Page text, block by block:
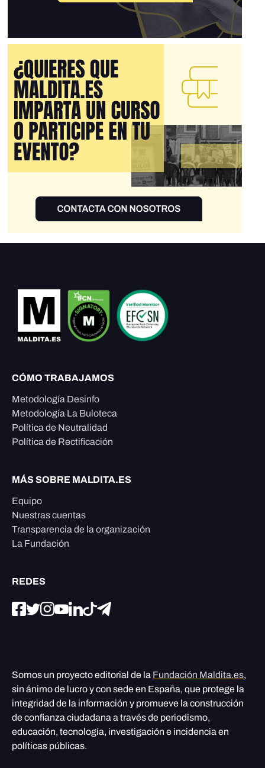
CÓMO TRABAJAMOS
Metodología Desinfo
Metodología La Buloteca
Política de Neutralidad
Política de Rectificación
MÁS SOBRE MALDITA.ES
Equipo
Nuestras cuentas
Transparencia de la organización
La Fundación
REDES
Somos un proyecto editorial de la Fundación Maldita.es,
sin ánimo de lucro y con sede en España, que protege la
integridad de la información y promueve la construcción
de confianza ciudadana a través de periodismo,
educación, tecnología, investigación e incidencia en
políticas públicas.